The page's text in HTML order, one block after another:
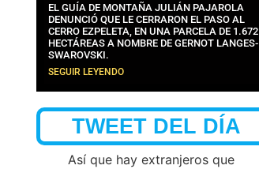
EL GUÍA DE MONTAÑA JULIÁN PAJAROLA
DENUNCIÓ QUE LE CERRARON EL PASO AL
CERRO EZPELETA, EN UNA PARCELA DE 1.672
HECTÁREAS A NOMBRE DE GERNOT LANGES-
SWAROVSKI.
SEGUIR LEYENDO
TWEET DEL DÍA
Así que hay extranjeros que